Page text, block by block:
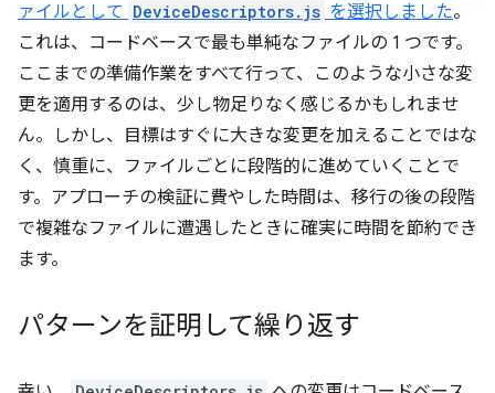
ァイルとして DeviceDescriptors.js を選択しました。
これは、コードベースで最も単純なファイルの 1 つです。
ここまでの準備作業をすべて行って、このような小さな変
更を適用するのは、少し物足りなく感じるかもしれませ
ん。しかし、目標はすぐに大きな変更を加えることではな
く、慎重に、ファイルごとに段階的に進めていくことで
す。アプローチの検証に費やした時間は、移行の後の段階
で複雑なファイルに遭遇したときに確実に時間を節約でき
ます。
パターンを証明して繰り返す